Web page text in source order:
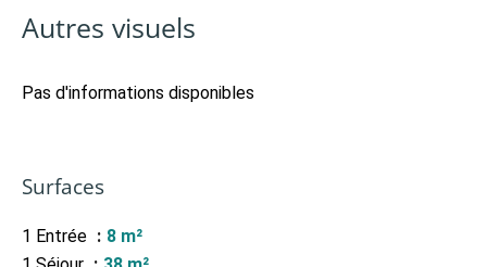
Autres visuels
Pas d'informations disponibles
Surfaces
1 Entrée
8 m²